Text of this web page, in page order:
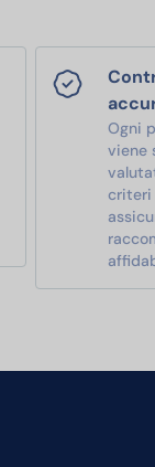
Ogni
viene
criteri